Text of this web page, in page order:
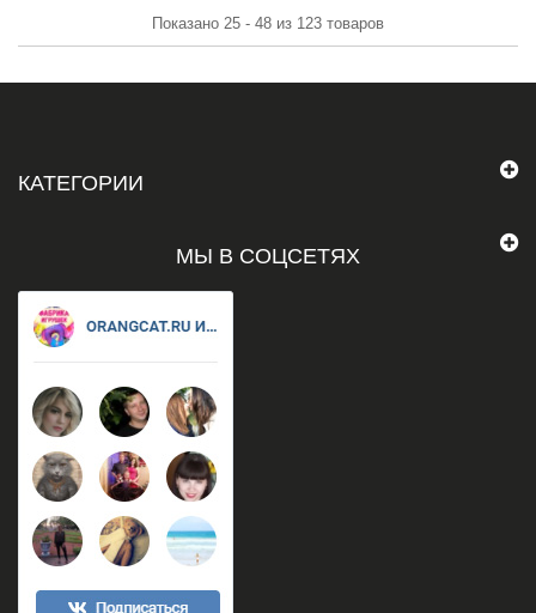
Показано 25 - 48 из 123 товаров
КАТЕГОРИИ
МЫ В СОЦСЕТЯХ